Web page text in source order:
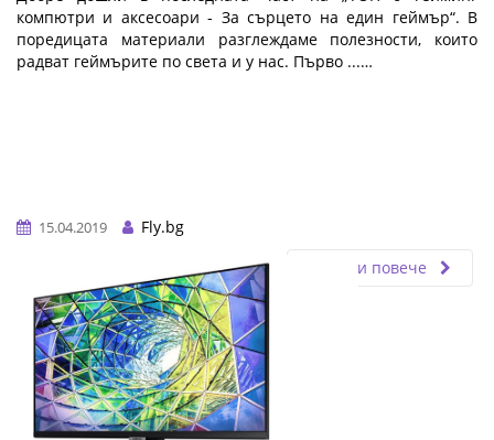
компютри и аксесоари - За сърцето на един геймър“. В
поредицата материали разглеждаме полезности, които
радват геймърите по света и у нас. Първо ...…
15.04.2019
Fly.bg
Прочети повече